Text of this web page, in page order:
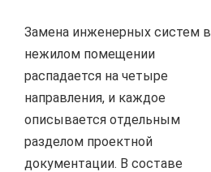
Замена инженерных систем в
нежилом помещении
распадается на четыре
направления, и каждое
описывается отдельным
разделом проектной
документации. В составе